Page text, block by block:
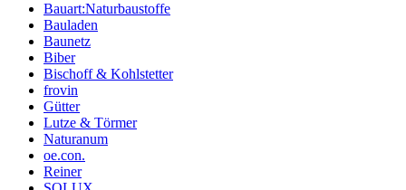
Bauart:Naturbaustoffe
Bauladen
Baunetz
Biber
Bischoff & Kohlstetter
frovin
Gütter
Lutze & Törmer
Naturanum
oe.con.
Reiner